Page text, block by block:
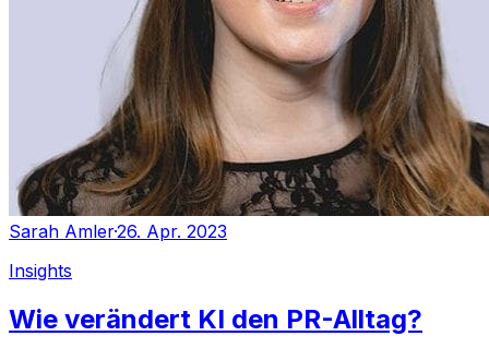
Sarah Amler·26. Apr. 2023
Insights
Wie verändert KI den PR-Alltag?